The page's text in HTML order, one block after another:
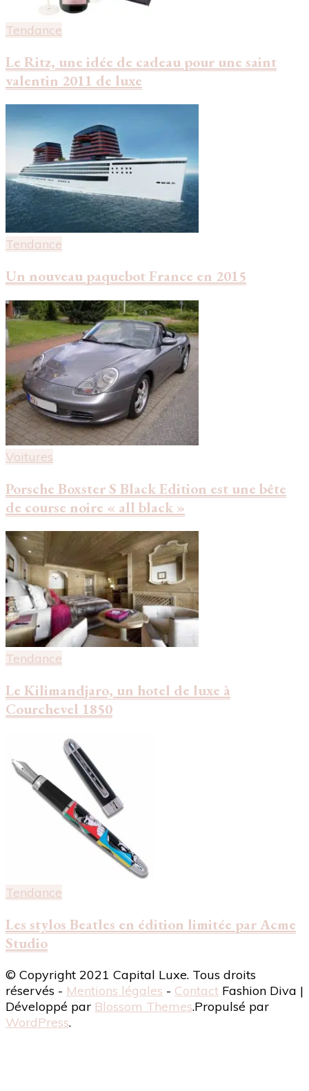
Tendance
Le Ritz, une idée de cadeau pour une saint
valentin 2011 de luxe
Tendance
Un nouveau paquebot France en 2015
Voitures
Porsche Boxster S Black Edition est une bête
de course noire « all black »
Tendance
Le Kilimandjaro, un hotel de luxe à
Courchevel 1850
Tendance
Les stylos Beatles en édition limitée par Acme
Studio
© Copyright 2021 Capital Luxe. Tous droits
réservés - Mentions légales - Contact Fashion Diva |
Développé par Blossom Themes.Propulsé par
WordPress.